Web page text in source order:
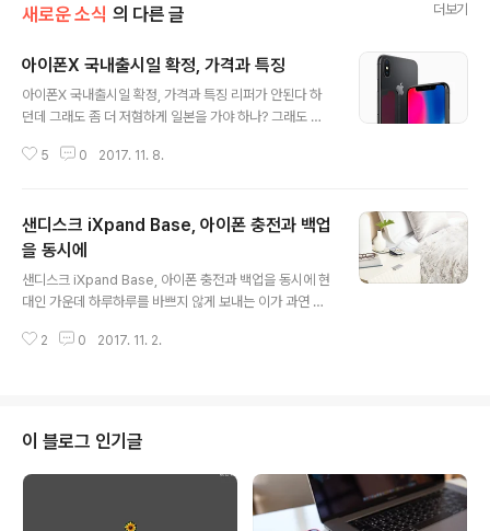
새로운 소식 의 다른 글 더보기
아이폰X 국내출시일 확정, 가격과 특징
아이폰X 국내출시일 확정, 가격과 특징 리퍼가 안된다 하
던데 그래도 좀 더 저혐하게 일본을 가야 하나? 그래도 안
아이폰X 구매를 두고 고민하는 분들 많으실 겁니다. 출시
모델보다 높아진 근 며칠이었는데요. 그런데, 이제는 좀 더
차분하게 마음을 두고 계셔도 될 것 같습니다. 애플이 공식
적으로 오는 11월 24일 대한민국에 아이폰X을 출시한다
고 밝혔거든요. 이는 그간 루머로 돌던 12월 크리스마스 언
저리 혹은 내년 1월 일정을 한창 앞당긴 것으로, 일각에서
는 국내 1호 애플스토어 개장에 맞춰 출시를 하는 것이 아
5 0 2017. 11. 8.
샌디스크 iXpand Base, 아이폰 충전과 백업
을 동시에
샌디스크 iXpand Base, 아이폰 충전과 백업을 동시에 현
대인 가운데 하루하루를 바쁘지 않게 보내는 이가 과연 얼
로 쪼개가며 여러가지 일을 하거나 그럼에도 어떤 것은 포
시간을 놓쳐 다음날 일정까지 영향을 미친… 그런 힘들었던
기억을 가진 분들 꽤 계실 겁니다. 물론 저 또한 그 중 한명
이라 할 텐데요. 이와 같은 경험이 있는 이라면, 아마 대부
분이 충전과 백업을 동시에 할 수 있는 솔루션이 있다면 얼
마나 좋을까 하는 생각을 가져 보셨을 겁니다. 이 대목에서
2 0 2017. 11. 2.
이 블로그 인기글